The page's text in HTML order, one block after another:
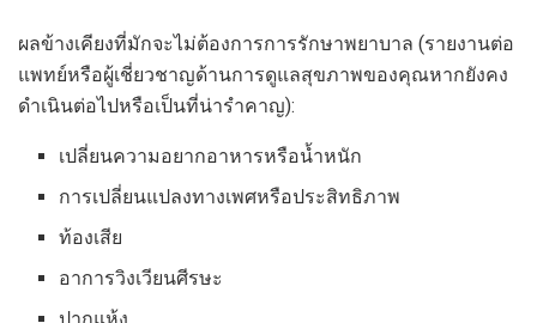
ผลข้างเคียงที่มักจะไม่ต้องการการรักษาพยาบาล (รายงานต่อ
แพทย์หรือผู้เชี่ยวชาญด้านการดูแลสุขภาพของคุณหากยังคง
ดำเนินต่อไปหรือเป็นที่น่ารำคาญ):
เปลี่ยนความอยากอาหารหรือน้ำหนัก
การเปลี่ยนแปลงทางเพศหรือประสิทธิภาพ
ท้องเสีย
อาการวิงเวียนศีรษะ